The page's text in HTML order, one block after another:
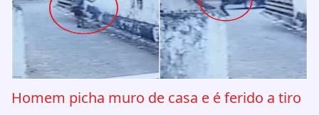
Homem picha muro de casa e é ferido a tiro